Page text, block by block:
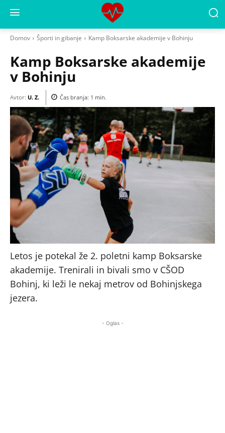
Domov Športi in gibanje Kamp Boksarske akademije v Bohinju
Kamp Boksarske akademije
v Bohinju
Avtor: U. Z. Čas branja: 1 min.
Letos je potekal že 2. poletni kamp Boksarske
akademije. Trenirali in bivali smo v CŠOD
Bohinj, ki leži le nekaj metrov od Bohinjskega
jezera.
- Oglas -